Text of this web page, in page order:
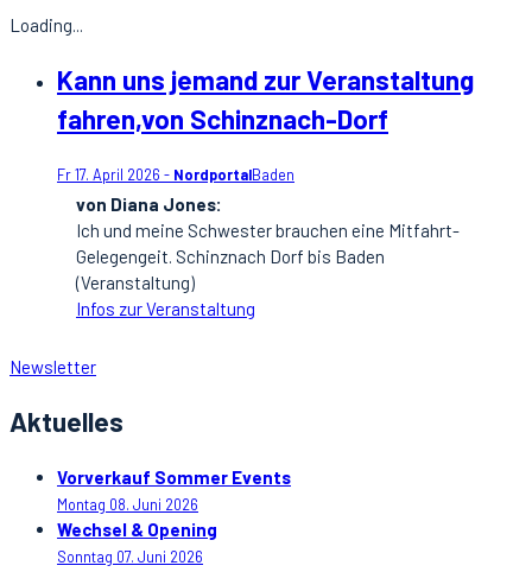
Loading...
Kann uns jemand zur Veranstaltung
fahren,von Schinznach-Dorf
Fr 17. April 2026 - NordportalBaden
von Diana Jones:
Ich und meine Schwester brauchen eine Mitfahrt-
Gelegengeit. Schinznach Dorf bis Baden
(Veranstaltung)
Infos zur Veranstaltung
Newsletter
Aktuelles
Vorverkauf Sommer Events
Montag 08. Juni 2026
Wechsel & Opening
Sonntag 07. Juni 2026